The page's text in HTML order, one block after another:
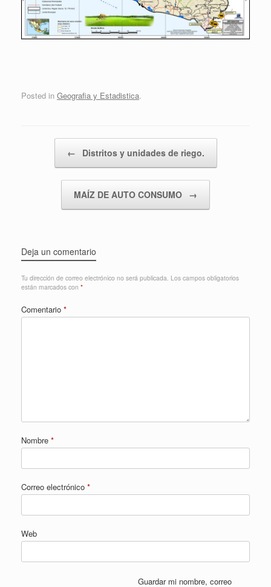
Posted in Geografia y Estadistica.
← Distritos y unidades de riego.
MAÍZ DE AUTO CONSUMO →
Deja un comentario
Tu dirección de correo electrónico no será publicada. Los campos obligatorios
están marcados con *
Comentario *
Nombre *
Correo electrónico *
Web
Guardar mi nombre, correo